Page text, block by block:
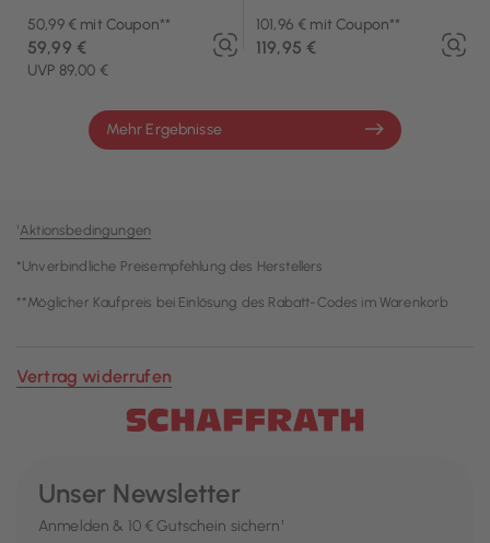
50,99 € mit Coupon**
UVP 89,00 €
59,99 €
101,96 € mit Coupon**
119,95 €
Mehr Ergebnisse
¹Aktionsbedingungen
*Unverbindliche Preisempfehlung des Herstellers
**Möglicher Kaufpreis bei Einlösung des Rabatt-Codes im Warenkorb
Vertrag widerrufen
Unser Newsletter
Anmelden & 10 € Gutschein sichern¹